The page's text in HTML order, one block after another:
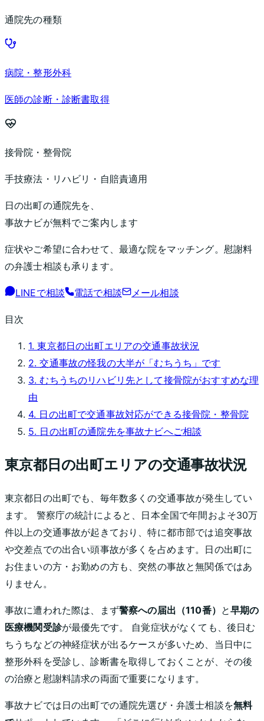
通院先の種類
病院・整形外科
医師の診断・診断書取得
接骨院・整骨院
手技療法・リハビリ・自賠責適用
日の出町の通院先を、
事故ナビが無料でご案内します
症状やご希望に合わせて、最適な院をマッチング。慰謝料
の弁護士相談も承ります。
LINEで相談 電話で相談 メール相談
目次
1.東京都日の出町エリアの交通事故状況
2. 交通事故の怪我の大半が「むちうち」です
3. むちうちのリハビリ先として接骨院がおすすめな理
由
4. 日の出町で交通事故対応ができる接骨院・整骨院
5. 日の出町の通院先を事故ナビへご相談
東京都日の出町エリアの交通事故状況
東京都日の出町でも、毎年数多くの交通事故が発生してい
ます。 警察庁の統計によると、日本全国で年間およそ30万
件以上の交通事故が起きており、特に都市部では追突事故
や交差点での出合い頭事故が多くを占めます。 日の出町に
お住まいの方・お勤めの方も、突然の事故と無関係ではあ
りません。
事故に遭われた際は、まず警察への届出（110番） と早期の
医療機関受診が最優先です。 自覚症状がなくても、後日む
ちうちなどの神経症状が出るケースが多いため、当日中に
整形外科を受診し、診断書を取得しておくことが、その後
の治療と慰謝料請求の両面で重要になります。
事故ナビでは日の出町での通院先選び・弁護士相談を無料